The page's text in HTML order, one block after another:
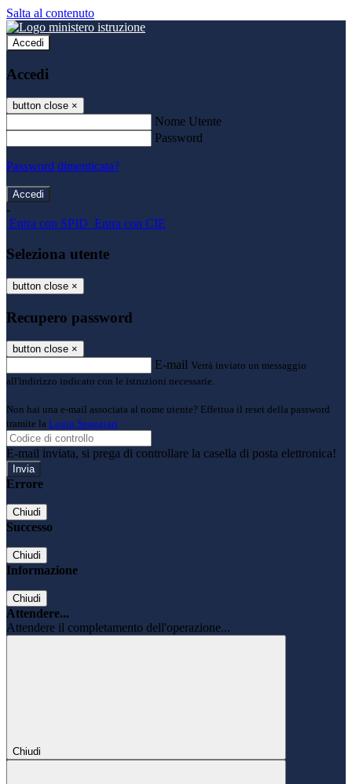
Salta al contenuto
Accedi
Accedi
button close ×
Nome Utente
Password
Password dimenticata?
-
Entra con SPID Entra con CIE
Seleziona utente
button close ×
Recupero password
button close ×
E-mail Verrà inviato un messaggio
all'indirizzo indicato con le istruzioni necessarie.
Non hai una e-mail associata al nome utente? Effettua il reset della password
tramite la Login Spaggiari
E-mail inviata, si prega di controllare la casella di posta elettronica!
Errore
Chiudi
Successo
Chiudi
Informazione
Chiudi
Attendere...
Attendere il completamento dell'operazione...
Chiudi